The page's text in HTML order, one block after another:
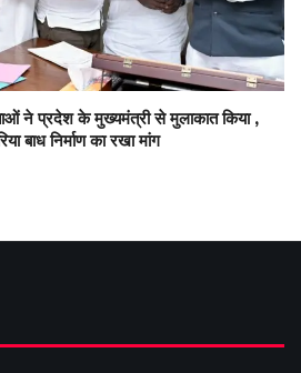
ने प्रदेश के मुख्यमंत्री से मुलाकात किया ,
बाध निर्माण का रखा मांग